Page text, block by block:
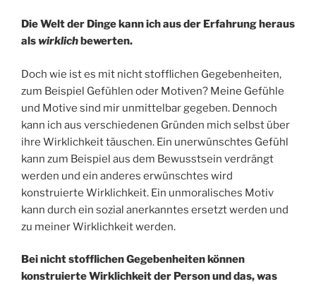
Die Welt der Dinge kann ich aus der Erfahrung heraus
alswirklichbewerten.
Doch wie ist es mit nicht stofflichen Gegebenheiten,
zum Beispiel Gefühlen oder Motiven? Meine Gefühle
und Motive sind mir unmittelbar gegeben. Dennoch
kann ich aus verschiedenen Gründen mich selbst über
ihre Wirklichkeit täuschen. Ein unerwünschtes Gefühl
kann zum Beispiel aus dem Bewusstsein verdrängt
werden und ein anderes erwünschtes wird
konstruierte Wirklichkeit. Ein unmoralisches Motiv
kann durch ein sozial anerkanntes ersetzt werden und
zu meiner Wirklichkeit werden.
Bei nicht stofflichen Gegebenheiten können
konstruierte Wirklichkeit der Person und das, was